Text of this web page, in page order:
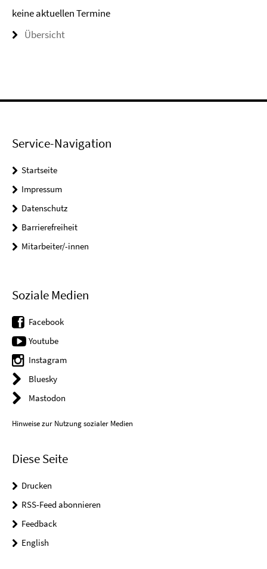
keine aktuellen Termine
Übersicht
Service-Navigation
Startseite
Impressum
Datenschutz
Barrierefreiheit
Mitarbeiter/-innen
Soziale Medien
Facebook
Youtube
Instagram
Bluesky
Mastodon
Hinweise zur Nutzung sozialer Medien
Diese Seite
Drucken
RSS-Feed abonnieren
Feedback
English